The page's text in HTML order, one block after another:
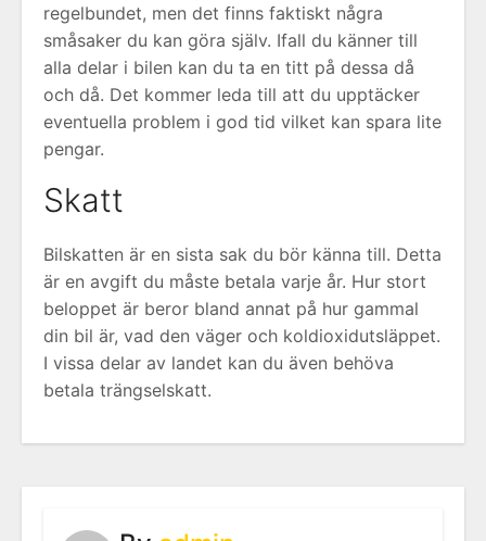
regelbundet, men det finns faktiskt några
småsaker du kan göra själv. Ifall du känner till
alla delar i bilen kan du ta en titt på dessa då
och då. Det kommer leda till att du upptäcker
eventuella problem i god tid vilket kan spara lite
pengar.
Skatt
Bilskatten är en sista sak du bör känna till. Detta
är en avgift du måste betala varje år. Hur stort
beloppet är beror bland annat på hur gammal
din bil är, vad den väger och koldioxidutsläppet.
I vissa delar av landet kan du även behöva
betala trängselskatt.